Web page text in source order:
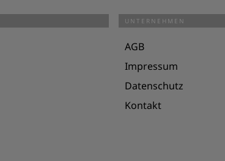
UNTERNEHMEN
AGB
Impressum
Datenschutz
Kontakt